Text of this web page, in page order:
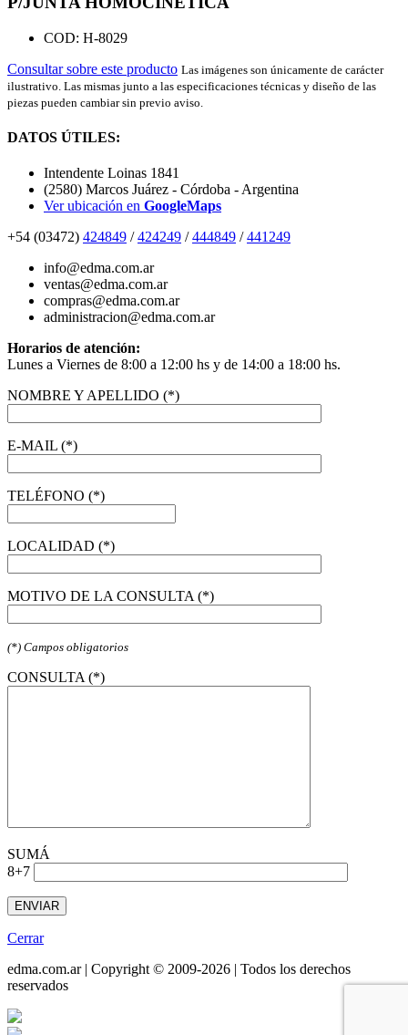
COD: H-8029
Consultar sobre este producto Las imágenes son únicamente de carácter
ilustrativo. Las mismas junto a las especificaciones técnicas y diseño de las
piezas pueden cambiar sin previo aviso.
DATOS ÚTILES:
Intendente Loinas 1841
(2580) Marcos Juárez - Córdoba - Argentina
Ver ubicación en GoogleMaps
+54 (03472) 424849 /424249 /444849 /441249
info@edma.com.ar
ventas@edma.com.ar
compras@edma.com.ar
administracion@edma.com.ar
Horarios de atención:
Lunes a Viernes de 8:00 a 12:00 hs y de 14:00 a 18:00 hs.
NOMBRE Y APELLIDO (*)
E-MAIL (*)
TELÉFONO (*)
LOCALIDAD (*)
MOTIVO DE LA CONSULTA (*)
(*) Campos obligatorios
CONSULTA (*)
SUMÁ
8+7
Cerrar
edma.com.ar | Copyright © 2009-2026 | Todos los derechos
reservados